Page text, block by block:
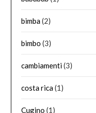
bimba(2)
bimbo (3)
cambiamenti(3)
costa rica(1)
Cugino (1)